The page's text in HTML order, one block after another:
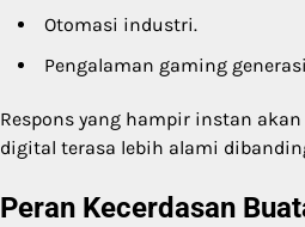
Otomasi industri.
Pengalaman gaming
Respons yang hampir instan
digital terasa lebih alami
Peran Kecerdasan